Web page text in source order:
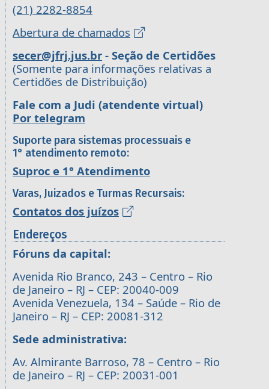
(21) 2282-8854
Abertura de chamados
secer@jfrj.jus.br - Seção de Certidões
(Somente para informações relativas a
Certidões de Distribuição)
Fale com a Judi (atendente virtual)
Por telegram
Suporte para sistemas processuais e
1° atendimento remoto:
Suproc e 1° Atendimento
Varas, Juizados e Turmas Recursais:
Contatos dos juízos
Endereços
Fóruns da capital:
Avenida Rio Branco, 243 – Centro – Rio
de Janeiro – RJ – CEP: 20040-009
Avenida Venezuela, 134 – Saúde – Rio de
Janeiro – RJ – CEP: 20081-312
Sede administrativa:
Av. Almirante Barroso, 78 – Centro – Rio
de Janeiro – RJ – CEP: 20031-001